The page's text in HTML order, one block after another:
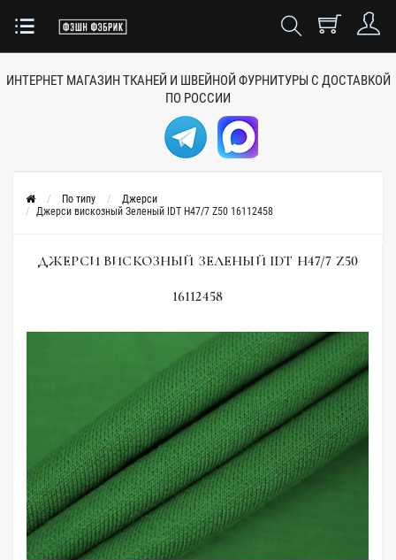
ИНТЕРНЕТ МАГАЗИН ТКАНЕЙ И ШВЕЙНОЙ ФУРНИТУРЫ С ДОСТАВКОЙ
ПО РОССИИ
По типу
Джерси
Джерси вискозный Зеленый IDT H47/7 Z50 16112458
ДЖЕРСИ ВИСКОЗНЫЙ ЗЕЛЕНЫЙ IDT H47/7 Z50
16112458